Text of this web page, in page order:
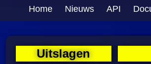
Home Nieuws API
Uitslagen